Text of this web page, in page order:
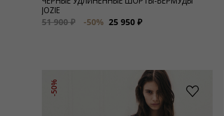
JOZIE
51 900 ₽
-50% 25 950 ₽
-50%